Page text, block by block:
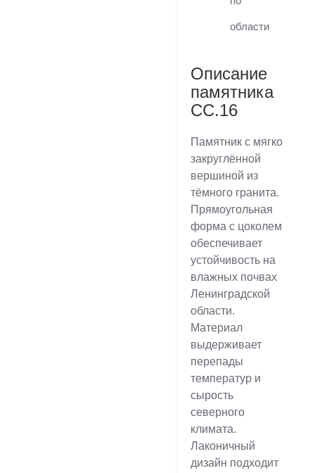
области
Описание
памятника
CC.16
Памятник с мягко
закруглённой
вершиной из
тёмного гранита.
Прямоугольная
форма с цоколем
обеспечивает
устойчивость на
влажных почвах
Ленинградской
области.
Материал
выдерживает
перепады
температур и
сырость
северного
климата.
Лаконичный
дизайн подходит